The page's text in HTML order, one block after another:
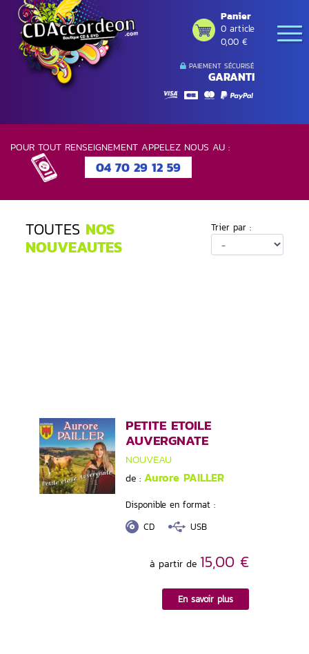
PAIEMENT SÉCURISÉ
GARANTI
Panier
0 article
0,00 €
POUR TOUT RENSEIGNEMENT APPELEZ NOUS AU :
04 70 29 12 59
TOUTES NOS
NOUVEAUTES
Trier par :
PETITE ETOILE
AUVERGNATE
NOUVEAU
de : Aurore PAILLER
Disponible en format :
CD
USB
à partir de 15,00 €
En savoir plus